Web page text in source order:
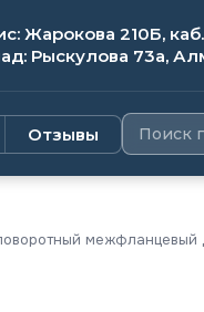
Жарокова 210Б, каб.
Рыскулова 73а,
Отзывы
межфланцевый